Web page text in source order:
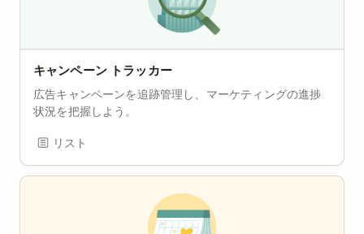
キャンペーン トラッカー
広告キャンペーンを追跡管理し、マーケティングの進捗
状況を把握しよう。
リスト